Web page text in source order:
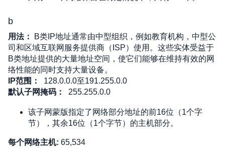
b
用法：
B类IP地址通常由中型组织，例如教育机构，中型公
司和区域互联网服务提供商（ISP）使用。这些实体受益于
B类地址提供的大量地址空间，使它们能够在维持有效的网
络性能的同时支持大量设备。
IP范围：
128.0.0.0至191.255.0.0
默认子网掩码：
255.255.0.0
该子网蒙版指定了网络部分地址的前16位（1个字
节），其余16位（1个字节）的主机部分。
每个网络主机: 65,534